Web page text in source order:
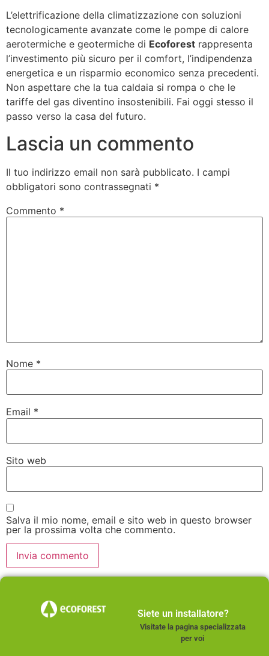
L’elettrificazione della climatizzazione con soluzioni
tecnologicamente avanzate come le pompe di calore
aerotermiche e geotermiche di Ecoforest rappresenta
l’investimento più sicuro per il comfort, l’indipendenza
energetica e un risparmio economico senza precedenti.
Non aspettare che la tua caldaia si rompa o che le
tariffe del gas diventino insostenibili. Fai oggi stesso il
passo verso la casa del futuro.
Lascia un commento
Il tuo indirizzo email non sarà pubblicato. I campi
obbligatori sono contrassegnati *
Commento *
Nome *
Email *
Sito web
Salva il mio nome, email e sito web in questo browser
per la prossima volta che commento.
Siete un installatore?
Visitate la pagina specializzata
per voi